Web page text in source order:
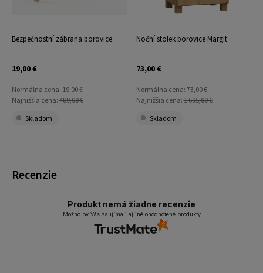
Recenzie
Produkt nemá žiadne recenzie
Možno by Vás zaujímali aj iné ohodnotené produkty
Bezpečnostní zábrana borovice
19,00 €
Normálna cena: 19,00 €
Najnižšia cena: 489,00 €
Skladom
Noční stolek borovice Margit
73,00 €
Normálna cena:73,00 €
Najnižšia cena:1 695,00 €
Skladom